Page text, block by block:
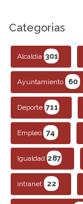
Categorias
Alcaldía 301
Ayuntamiento 60
Deporte 711
Empleo 74
Igualdad 287
intranet 22